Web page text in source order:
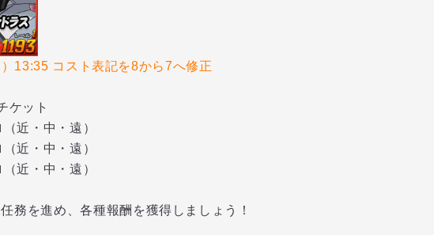
13:35 コスト表記を8から7へ修正
ット
・中・遠）
・中・遠）
・中・遠）
務を進め、各種報酬を獲得しましょう！